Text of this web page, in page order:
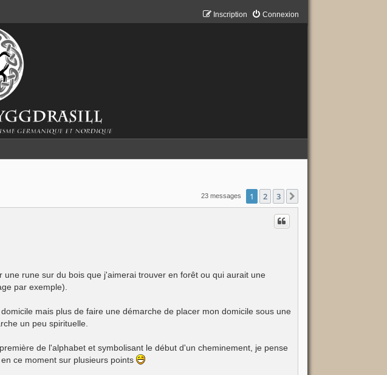
Connexion
Inscription
23 messages 1 2 3
rune sur du bois que j'aimerai trouver en forêt ou qui aurait une
par exemple).
mais plus de faire une démarche de placer mon domicile sous une
un peu spirituelle.
de l'alphabet et symbolisant le début d'un cheminement, je pense
ce moment sur plusieurs points